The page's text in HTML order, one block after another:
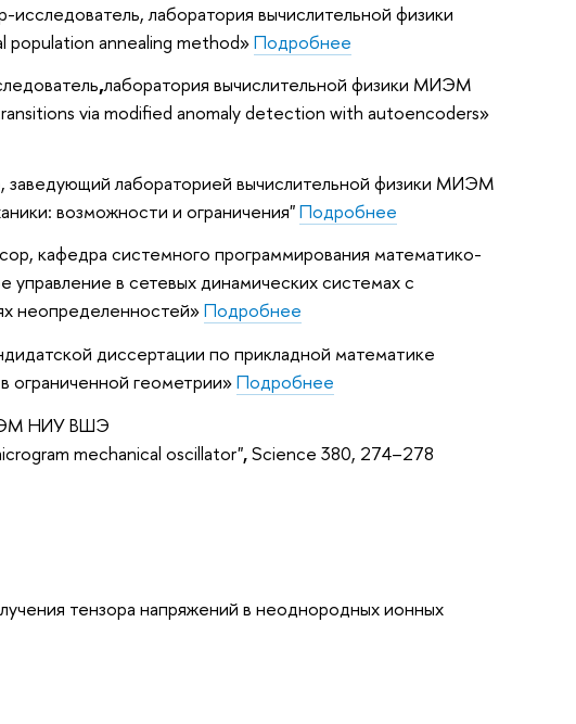
исследователь, лаборатория вычислительной физики
annealing method»Подробнее
,лаборатория вычислительной физики МИЭМ
via modified anomaly detection with autoencoders»
лабораторией вычислительной физики МИЭМ
возможности и ограничения"Подробнее
кафедра системного программирования математико-
управление в сетевых динамических системах с
неопределенностей»Подробнее
диссертации по прикладной математике
ограниченной геометрии»Подробнее
НИУ ВШЭ
mechanical oscillator",Science 380, 274–278
тензора напряжений в неоднородных ионных